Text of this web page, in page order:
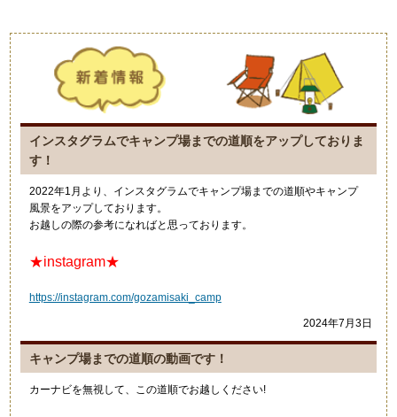
インスタグラムでキャンプ場までの道順をアップしておりま
す！
2022年1月より、インスタグラムでキャンプ場までの道順やキャンプ
風景をアップしております。
お越しの際の参考になればと思っております。
★instagram★
https://instagram.com/gozamisaki_camp
2024年7月3日
キャンプ場までの道順の動画です！
カーナビを無視して、この道順でお越しください!